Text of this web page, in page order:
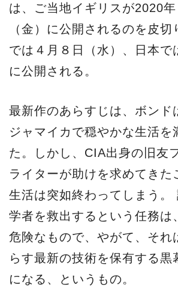
は、ご当地イギリスが2020年
（金）に公開されるのを皮切
では４月８日（水）、日本で
に公開される。
最新作のあらすじは、ボンド
ジャマイカで穏やかな生活を
た。しかし、CIA出身の旧友
ライターが助けを求めてきた
生活は突如終わってしまう。
学者を救出するという任務は
危険なもので、やがて、それ
らす最新の技術を保有する黒
になる、というもの。